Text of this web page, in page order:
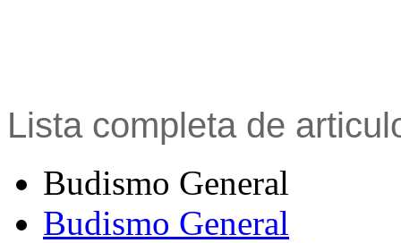
Lista completa de
Budismo General
Budismo General